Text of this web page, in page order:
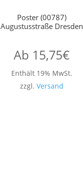
Poster (00787)
Augustusstraße Dresden
Ab 15,75€
Enthält 19% MwSt.
zzgl. Versand